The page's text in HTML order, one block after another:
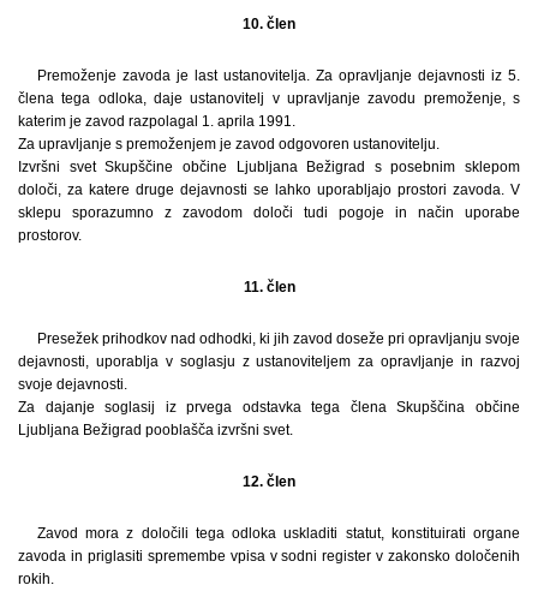
10. člen
Premoženje zavoda je last ustanovitelja. Za opravljanje dejavnosti iz 5.
člena tega odloka, daje ustanovitelj v upravljanje zavodu premoženje, s
katerim je zavod razpolagal 1. aprila 1991.
Za upravljanje s premoženjem je zavod odgovoren ustanovitelju.
Izvršni svet Skupščine občine Ljubljana Bežigrad s posebnim sklepom
določi, za katere druge dejavnosti se lahko uporabljajo prostori zavoda. V
sklepu sporazumno z zavodom določi tudi pogoje in način uporabe
prostorov.
11. člen
Presežek prihodkov nad odhodki, ki jih zavod doseže pri opravljanju svoje
dejavnosti, uporablja v soglasju z ustanoviteljem za opravljanje in razvoj
svoje dejavnosti.
Za dajanje soglasij iz prvega odstavka tega člena Skupščina občine
Ljubljana Bežigrad pooblašča izvršni svet.
12. člen
Zavod mora z določili tega odloka uskladiti statut, konstituirati organe
zavoda in priglasiti spremembe vpisa v sodni register v zakonsko določenih
rokih.